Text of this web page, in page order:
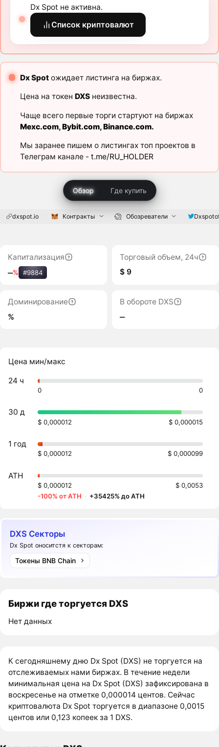
Dx Spot не активна.
Список криптовалют
Dx Spotожидает листинга на биржах.
Цена на токен DXSнеизвестна.
Чаще всего первые торги стартуют на биржах
Mexc.com,Bybit.com,Binance.com.
Мы заранее пишем о листингах топ проектов в
Телеграм канале - t.me/RU_HOLDER
Обзор Где купить
dxspot.io Контракты Обозреватели
Капитализация
‒% #9884
Торговый объем, 24ч
$ 9
Доминирование
%
В обороте DXS
‒
Цена мин/макс
24 ч
0 0
30 д
$ 0,000012 $ 0,000015
1 год
$ 0,000012 $ 0,000099
ATH
$ 0,000012
$ 0,0053
-100% от ATH · +35425% до ATH
DXS Секторы
Dx Spot оноситстя к секторам:
Токены BNB Chain
Биржи где торгуется DXS
Нет данных
К сегодняшнему дню Dx Spot (DXS) не торгуется на
отслеживаемых нами биржах. В течение недели
минимальная цена на Dx Spot (DXS) зафиксирована в
воскресенье на отметке 0,000014 центов. Сейчас
криптовалюта Dx Spot торгуется в диапазоне 0,0015
центов или 0,123 копеек за 1 DXS.